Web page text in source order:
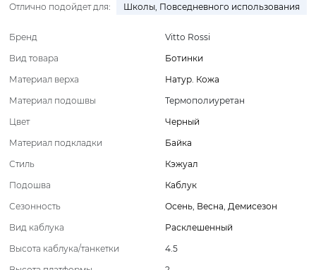
Отлично подойдет для: Школы, Повседневного использования
Бренд
Vitto Rossi
Вид товара
Ботинки
Материал верха
Натур. Кожа
Материал подошвы
Термополиуретан
Цвет
Черный
Материал подкладки
Байка
Стиль
Кэжуал
Подошва
Каблук
Сезонность
Осень, Весна, Демисезон
Вид каблука
Расклешенный
Высота каблука/танкетки
4.5